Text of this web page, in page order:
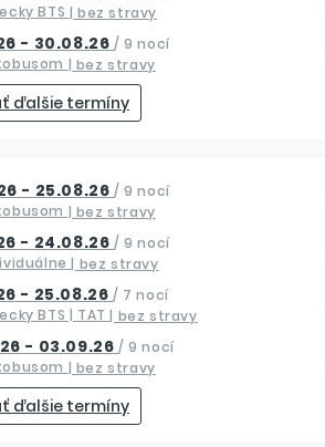
BTS | bez stravy
- 30.08.26 / 9 nocí
| bez stravy
ďalšie termíny
- 25.08.26 / 9 nocí
| bez stravy
- 24.08.26 / 9 nocí
| bez stravy
- 25.08.26 / 7 nocí
BTS | TAT| bez stravy
- 03.09.26 / 9 nocí
| bez stravy
ďalšie termíny